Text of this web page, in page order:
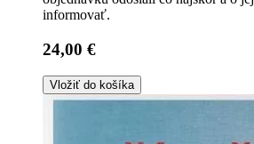
informovať.
24,00 €
Vložiť do košíka